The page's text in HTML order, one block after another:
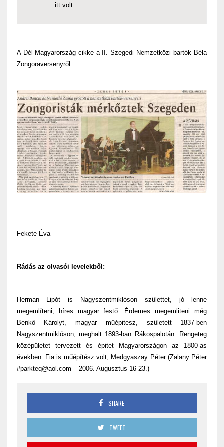
itt volt.
A Dél-Magyarország cikke a II. Szegedi Nemzetközi bartók Béla
Zongoraversenyről
Fekete Éva
Rádás az olvasói levelekből:
Herman Lipót is Nagyszentmiklóson születtet, jó lenne
megemlíteni, híres magyar festő. Érdemes megemliteni még
Benkő Károlyt, magyar műépitesz, született 1837-ben
Nagyszentmiklóson, meghalt 1893-ban Rákospalotán. Rengeteg
középületet tervezett és épitet Magyarországon az 1800-as
években. Fia is műépítész volt, Medgyaszay Péter (Zalany Péter
#parkteq@aol.com – 2006. Augusztus 16-23.)
SHARE
TWEET